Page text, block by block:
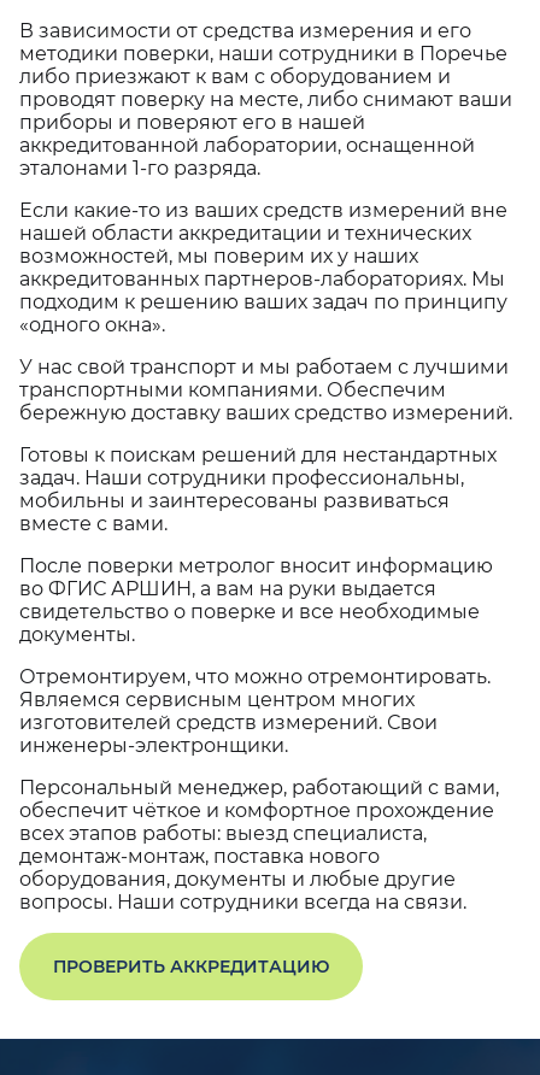
В зависимости от средства измерения и его
методики поверки, наши сотрудники в Поречье
либо приезжают к вам с оборудованием и
проводят поверку на месте, либо снимают ваши
приборы и поверяют его в нашей
аккредитованной лаборатории, оснащенной
эталонами 1-го разряда.
Если какие-то из ваших средств измерений вне
нашей области аккредитации и технических
возможностей, мы поверим их у наших
аккредитованных партнеров-лабораториях. Мы
подходим к решению ваших задач по принципу
«одного окна».
У нас свой транспорт и мы работаем с лучшими
транспортными компаниями. Обеспечим
бережную доставку ваших средство измерений.
Готовы к поискам решений для нестандартных
задач. Наши сотрудники профессиональны,
мобильны и заинтересованы развиваться
вместе с вами.
После поверки метролог вносит информацию
во ФГИС АРШИН, а вам на руки выдается
свидетельство о поверке и все необходимые
документы.
Отремонтируем, что можно отремонтировать.
Являемся сервисным центром многих
изготовителей средств измерений. Свои
инженеры-электронщики.
Персональный менеджер, работающий с вами,
обеспечит чёткое и комфортное прохождение
всех этапов работы: выезд специалиста,
демонтаж-монтаж, поставка нового
оборудования, документы и любые другие
вопросы. Наши сотрудники всегда на связи.
ПРОВЕРИТЬ АККРЕДИТАЦИЮ